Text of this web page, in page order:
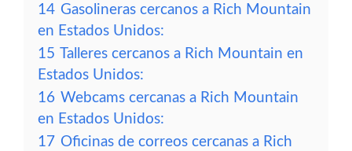
14 Gasolineras cercanos a Rich Mountain
en Estados Unidos:
15 Talleres cercanos a Rich Mountain en
Estados Unidos:
16 Webcams cercanas a Rich Mountain
en Estados Unidos:
17 Oficinas de correos cercanas a Rich